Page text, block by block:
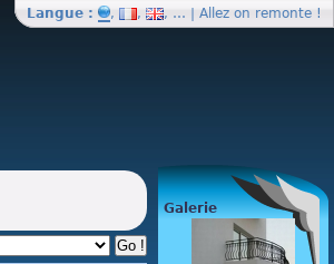
Langue : , , , … | Allez on remonte !
Galerie